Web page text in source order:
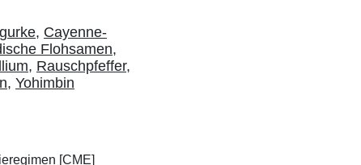
, Cayenne-
Flohsamen,
, Rauschpfeffer,
, Yohimbin